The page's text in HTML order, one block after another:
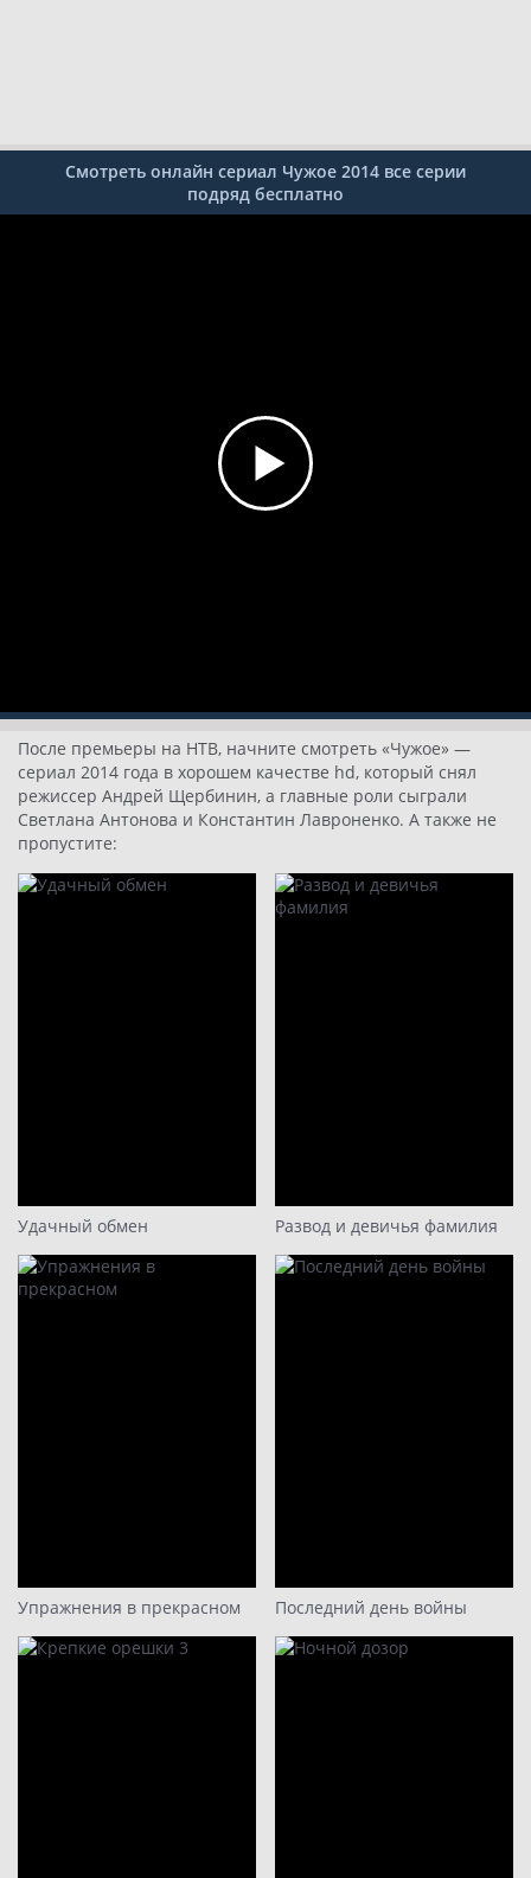
Смотреть онлайн сериал Чужое 2014 все серии
подряд бесплатно
После премьеры на НТВ, начните смотреть «Чужое» —
сериал 2014 года в хорошем качестве hd, который снял
режиссер Андрей Щербинин, а главные роли сыграли
Светлана Антонова и Константин Лавроненко. А также не
пропустите:
Удачный обмен Развод и девичья фамилия
Упражнения в прекрасном Последний день войны